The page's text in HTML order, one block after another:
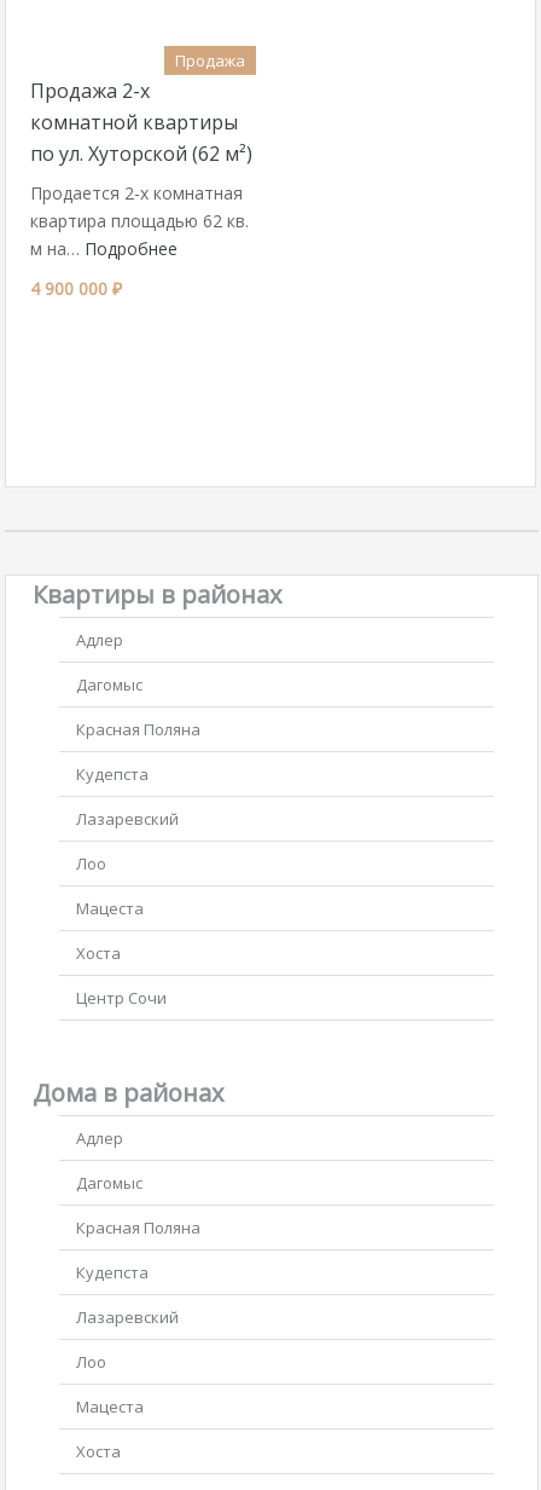
Продажа
Продажа 2-х
комнатной квартиры
по ул. Хуторской (62 м²)
Продается 2-х комнатная
квартира площадью 62 кв.
м на… Подробнее
4 900 000 ₽
Квартиры в районах
Адлер
Дагомыс
Красная Поляна
Кудепста
Лазаревский
Лоо
Мацеста
Хоста
Центр Сочи
Дома в районах
Адлер
Дагомыс
Красная Поляна
Кудепста
Лазаревский
Лоо
Мацеста
Хоста